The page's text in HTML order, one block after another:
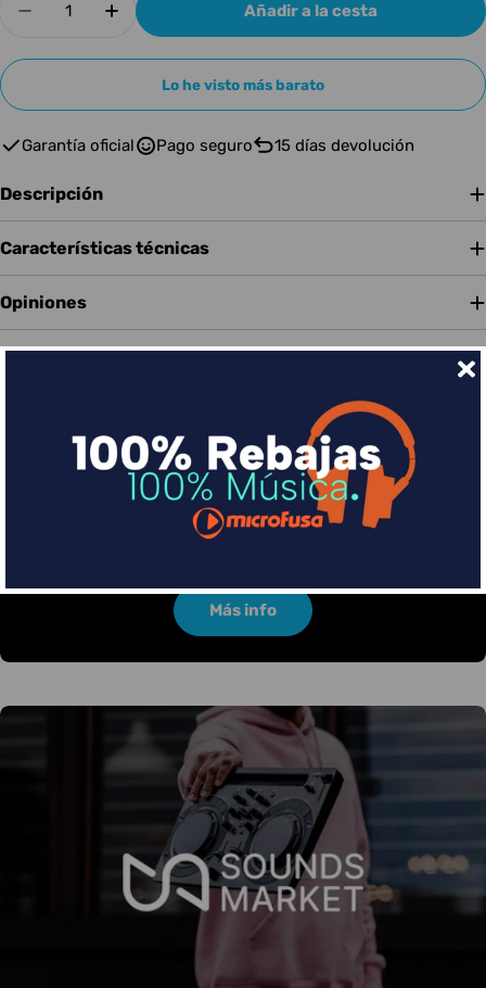
Disminuir cantidad para Coverup Stand
Aumentar cantidad para Coverup
Añadir a la cesta
Lo he visto más barato
Garantía oficial Pago seguro 15 días devolución
Descripción
Características técnicas
Opiniones
Financia tus compras con Sequra
Divide en 3 sin coste o hasta en 18 meses por una
Más info